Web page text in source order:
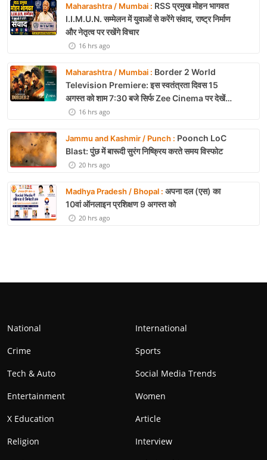
Maharashtra / Mumbai : RSS प्रमुख मोहन भागवत
I.I.M.U.N. सम्मेलन में युवाओं से करेंगे संवाद, राष्ट्र निर्माण
और नेतृत्व पर रखेंगे विचार
16 hrs ago
Maharashtra / Mumbai : Border 2 World
Television Premiere: इस स्वतंत्रता दिवस 15
अगस्त को शाम 7:30 बजे सिर्फ Zee Cinema पर देखें
बॉर्डर 216 hrs ago
Jammu and Kashmir / Punch : Poonch LoC
Blast: पुंछ में बारूदी सुरंग निष्क्रिय करते समय विस्फोट
20 hrs ago
Madhya Pradesh / Bhopal : अपना दल (एस) का
10वां ऑनलाइन प्रशिक्षण 9 अगस्त को
20 hrs ago
National
International
Crime
Sports
Tech & Auto
Social Media Trends
Entertainment
Women
X Education
Article
Religion
Interview